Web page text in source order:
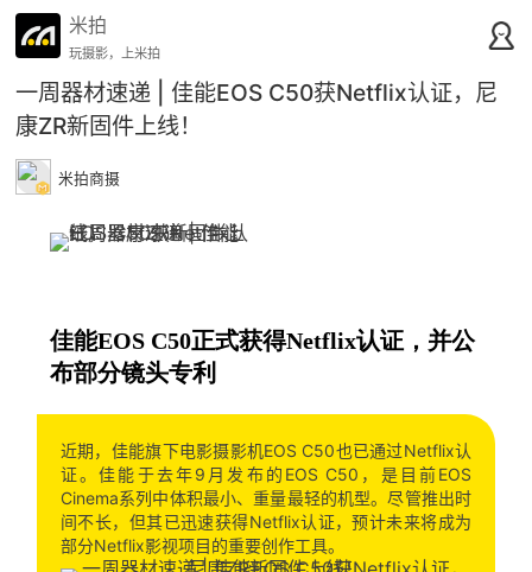
米拍
玩摄影，上米拍
一周器材速递 | 佳能EOS C50获Netflix认证，尼
康ZR新固件上线！
米拍商摄
佳能EOS C50正式获得Netflix认证，并公
布部分镜头专利
近期，佳能旗下电影摄影机EOS C50也已通过Netflix认
证。佳能于去年9月发布的EOS C50，是目前EOS
Cinema系列中体积最小、重量最轻的机型。尽管推出时
间不长，但其已迅速获得Netflix认证，预计未来将成为
部分Netflix影视项目的重要创作工具。